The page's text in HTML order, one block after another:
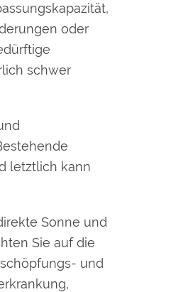
oder
schwer
letztlich kann
Sonne und
Sie auf die
und